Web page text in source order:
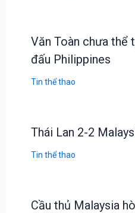
Văn Toàn chưa thể
đấu Philippines
Tin thể thao
Thái Lan 2-2
Tin thể thao
Cầu thủ Malaysia